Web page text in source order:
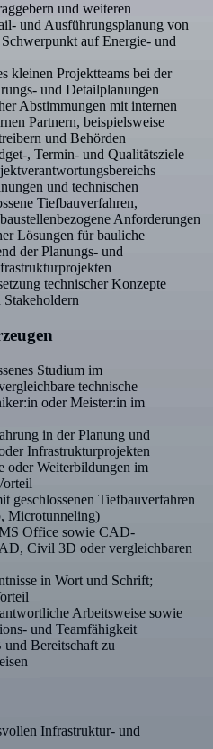
und weiteren
und Ausführungsplanung von
auf Energie- und
kleinen Projektteams bei der
und Detailplanungen
Abstimmungen mit internen
Partnern, beispielsweise
und Behörden
, Termin- und Qualitätsziele
und technischen
Tiefbauverfahren,
Anforderungen
Lösungen für bauliche
der Planungs- und
technischer Konzepte
Stakeholdern
Studium im
technische
oder Meister:in im
in der Planung und
Infrastrukturprojekten
oder Weiterbildungen im
geschlossenen Tiefbauverfahren
Microtunneling)
Office sowie CAD-
Civil 3D oder vergleichbaren
in Wort und Schrift;
Arbeitsweise sowie
und Teamfähigkeit
und Bereitschaft zu
Infrastruktur- und